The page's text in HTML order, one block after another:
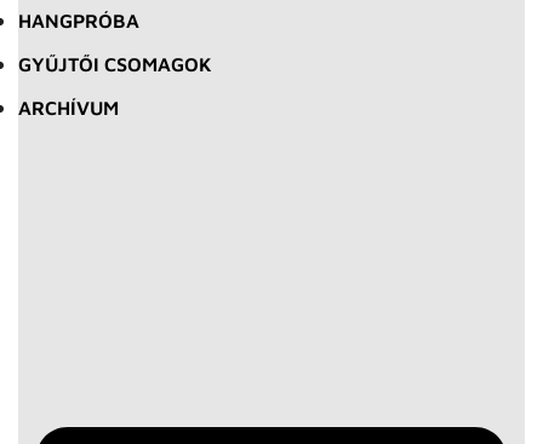
HANGPRÓBA
GYŰJTŐI CSOMAGOK
ARCHÍVUM